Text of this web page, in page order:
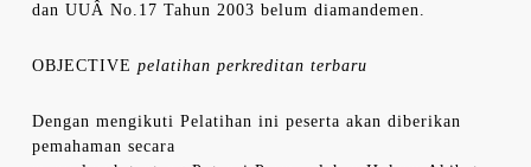
dan UUÂ No.17 Tahun 2003 belum diamandemen.
OBJECTIVE pelatihan perkreditan terbaru
Dengan mengikuti Pelatihan ini peserta akan diberikan
pemahaman secara